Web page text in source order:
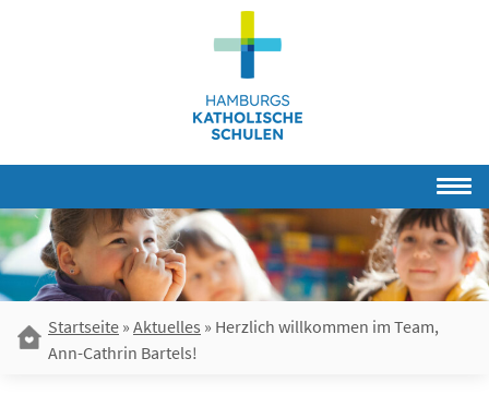
Startseite » Aktuelles » Herzlich willkommen im Team,
Ann-Cathrin Bartels!